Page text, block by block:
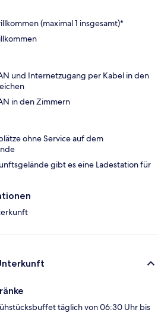
(maximal 1 insgesamt)*
und Internetzugang per Kabel in den
in den Zimmern
ohne Service auf dem
gibt es eine Ladestation für
täglich von 06:30 Uhr bis